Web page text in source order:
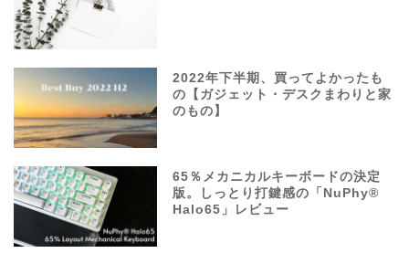
2022年下半期、買ってよかったも
の【ガジェット・デスクまわりと家
のもの】
65％メカニカルキーボードの決定
版。しっとり打鍵感の「NuPhy®
Halo65」レビュー